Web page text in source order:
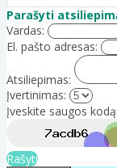
Parašyti
Vardas:
El. pašto adresas:
Atsiliepimas:
Įvertinimas:
Įveskite saugos kodą:
Rašyti